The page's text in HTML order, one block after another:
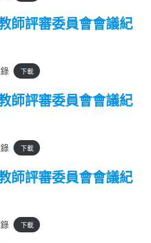
師評審委員會會議紀
下載
師評審委員會會議紀
下載
師評審委員會會議紀
下載